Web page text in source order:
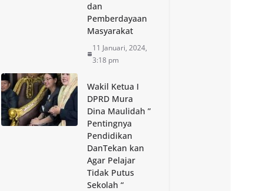
dan
Pemberdayaan
Masyarakat
11 Januari, 2024,
3:18 pm
Wakil Ketua I
DPRD Mura
Dina Maulidah ”
Pentingnya
Pendidikan
DanTekan kan
Agar Pelajar
Tidak Putus
Sekolah “